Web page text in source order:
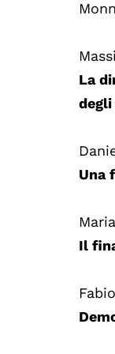
La
Una
Il